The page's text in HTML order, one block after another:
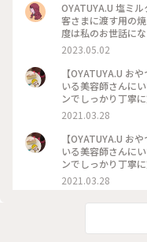
OYATUYA.U 塩ミルクブロッククッキー この前は旦那さんのお
客さまに渡す用の
度は私のお世話に
🙌🏻 大切な人に何かかわいいお菓子渡したいな〜と思ったら
ユーさんのお菓子が我が家
ショコラ#洋菓子#
2023.05.02
【OYATUYA.U おやつや.ゆぅ】 かれこれ4年程お世話になって
いる美容師さんに
ンでしっかり丁寧
トとか押し付けた
んな素敵な美容師
差し入れをしてい
れていました。 このガトーショコラは濃厚でねっとりした食
感、ひとくち食べ
らいおいしくて大
りません( ˙༥˙ )✨ こんなおいしいものをいただけて 私は幸せで
にも早いうちに投
2021.03.28
【OYATUYA.U おやつや.ゆぅ】 かれこれ4年程お世話になって
いる美容師さんに
ンでしっかり丁寧
トとか押し付けた
んな素敵な美容師
差し入れをしてい
感、ひとくち食べ
2021.03.28